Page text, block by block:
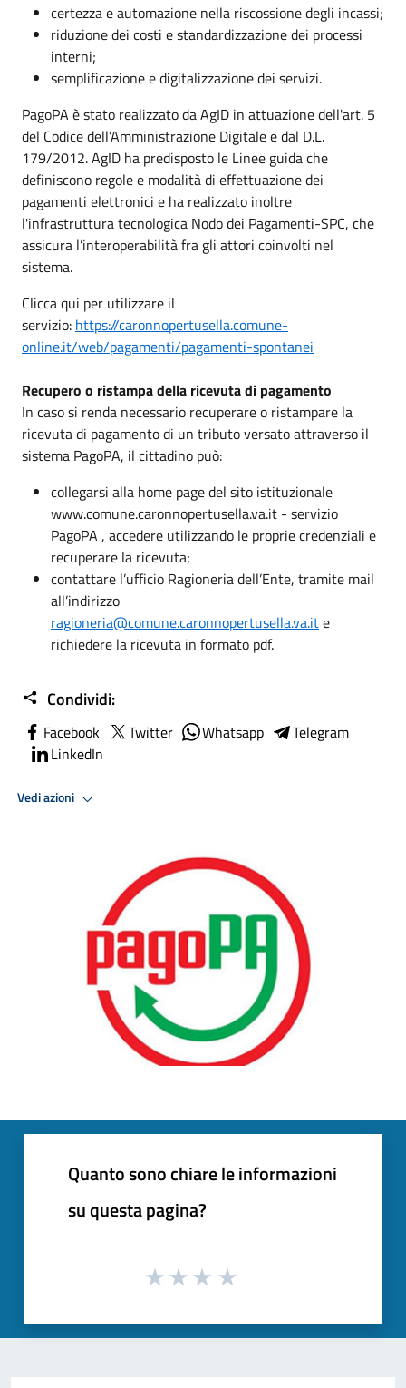
certezza e automazione nella riscossione degli incassi;
riduzione dei costi e standardizzazione dei processi
interni;
semplificazione e digitalizzazione dei servizi.
PagoPA è stato realizzato da AgID in attuazione dell'art. 5
del Codice dell’Amministrazione Digitale e dal D.L.
179/2012. AgID ha predisposto le Linee guida che
definiscono regole e modalità di effettuazione dei
pagamenti elettronici e ha realizzato inoltre
l'infrastruttura tecnologica Nodo dei Pagamenti-SPC, che
assicura l’interoperabilità fra gli attori coinvolti nel
sistema.
Clicca qui per utilizzare il
servizio: https://caronnopertusella.comune-
online.it/web/pagamenti/pagamenti-spontanei
Recupero o ristampa della ricevuta di pagamento
In caso si renda necessario recuperare o ristampare la
ricevuta di pagamento di un tributo versato attraverso il
sistema PagoPA, il cittadino può:
collegarsi alla home page del sito istituzionale
www.comune.caronnopertusella.va.it - servizio
PagoPA , accedere utilizzando le proprie credenziali e
recuperare la ricevuta;
contattare l’ufficio Ragioneria dell’Ente, tramite mail
all’indirizzo
ragioneria@comune.caronnopertusella.va.ite
richiedere la ricevuta in formato pdf.
Condividi:
Facebook Twitter Whatsapp
Telegram
LinkedIn
Vedi azioni
Quanto sono chiare le informazioni
su questa pagina?